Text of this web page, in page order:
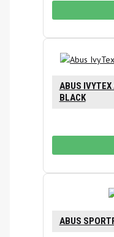
ABUS
BLACK
ABUS